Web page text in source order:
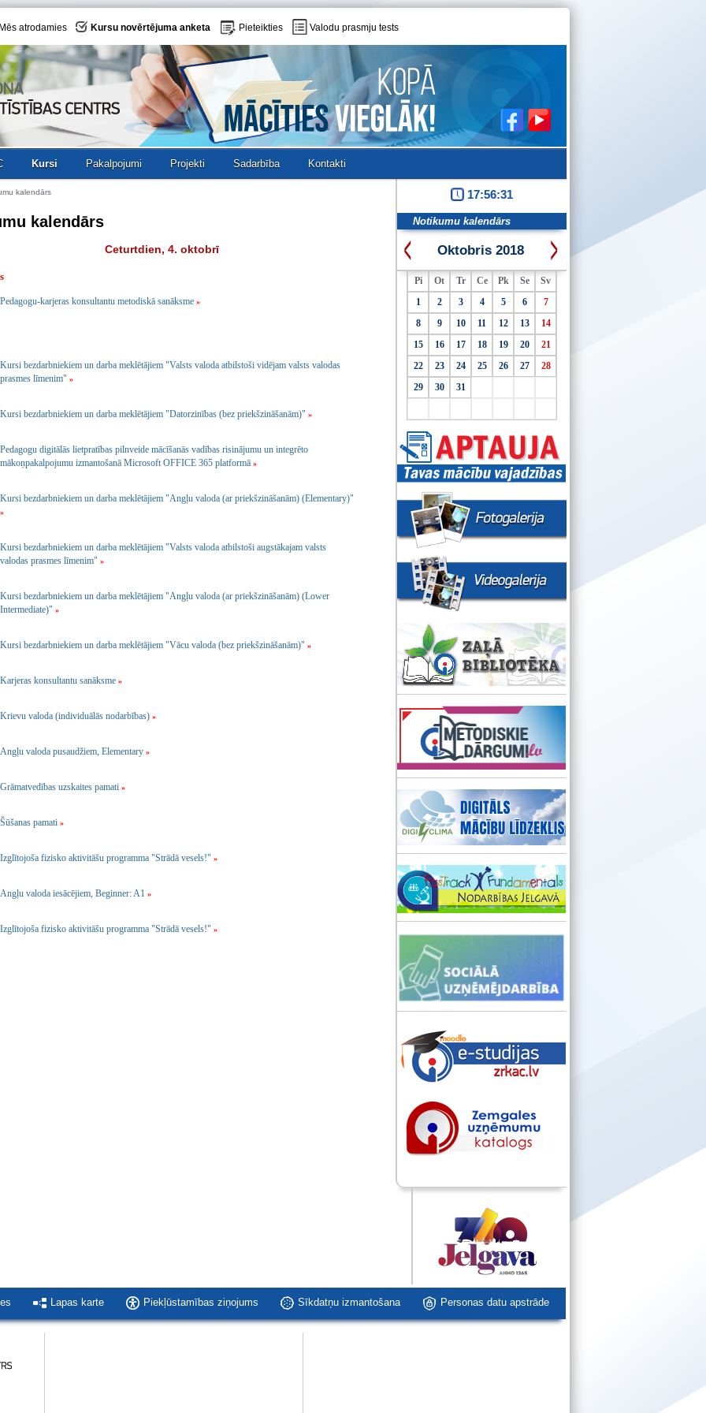
Mēs atrodamies Kursu novērtējuma anketa Pieteikties Valodu prasmju tests
Kursi Pakalpojumi Projekti Sadarbība Kontakti
kalendārs
kalendārs
Ceturtdien, 4. oktobrī
Pedagogu-karjeras konsultantu metodiskā sanāksme »
Kursi bezdarbniekiem un darba meklētājiem "Valsts valoda atbilstoši vidējam valsts valodas
prasmes līmenim" »
Kursi bezdarbniekiem un darba meklētājiem "Datorzinības (bez priekšzināšanām)" »
Pedagogu digitālās lietpratības pilnveide mācīšanās vadības risinājumu un integrēto
mākoņpakalpojumu izmantošanā Microsoft OFFICE 365 platformā »
Kursi bezdarbniekiem un darba meklētājiem "Angļu valoda (ar priekšzināšanām) (Elementary)"
»
Kursi bezdarbniekiem un darba meklētājiem "Valsts valoda atbilstoši augstākajam valsts
valodas prasmes līmenim" »
Kursi bezdarbniekiem un darba meklētājiem "Angļu valoda (ar priekšzināšanām) (Lower
Intermediate)" »
Kursi bezdarbniekiem un darba meklētājiem "Vācu valoda (bez priekšzināšanām)" »
Karjeras konsultantu sanāksme »
Krievu valoda (individuālās nodarbības) »
Angļu valoda pusaudžiem, Elementary »
Grāmatvedības uzskaites pamati »
Šūšanas pamati »
Izglītojoša fizisko aktivitāšu programma "Strādā vesels!" »
Angļu valoda iesācējiem, Beginner: A1 »
Izglītojoša fizisko aktivitāšu programma "Strādā vesels!" »
17:56:32
Notikumu kalendārs
Oktobris 2018
Pi Ot Tr Ce Pk Se
Sv
1
2 3 4 5 6
7
8
9 10 11 12 13
14
15
16 17 18 19 20
21
22
23 24 25 26 27
28
29
30 31
Lapas karte Piekļūstamības ziņojums Sīkdatņu izmantošana Personas datu apstrāde